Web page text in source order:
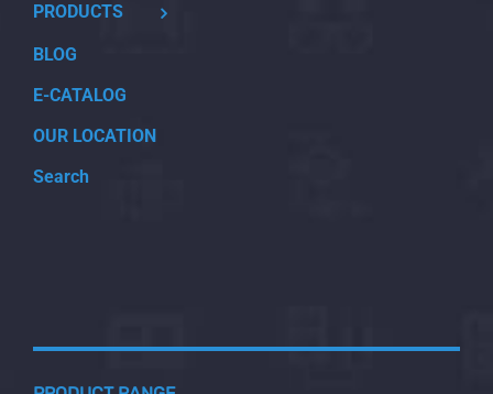
PRODUCTS
BLOG
E-CATALOG
OUR LOCATION
Search